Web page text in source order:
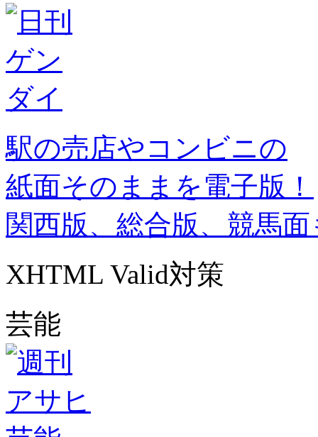
駅の売店やコンビニの
紙面そのままを電子版！
関西版、総合版、競馬
XHTML Valid対策
芸能